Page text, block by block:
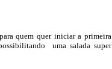
quem quer iniciar a primeira
uma salada super